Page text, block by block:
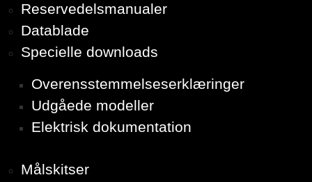
Reservedelsmanualer
Datablade
Specielle downloads
Overensstemmelseserklæringer
Udgåede modeller
Elektrisk dokumentation
Målskitser